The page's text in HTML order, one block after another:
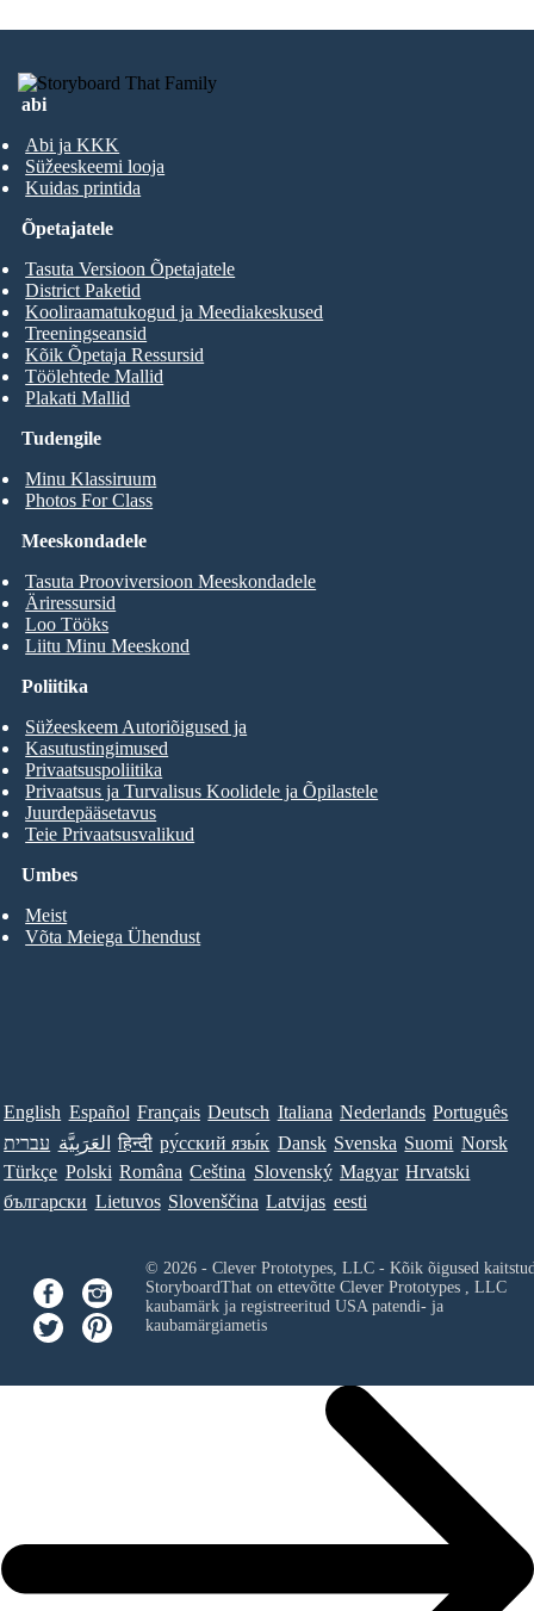
abi
Abi ja KKK
Süžeeskeemi looja
Kuidas printida
Tudengile
Minu Klassiruum
Photos For Class
Õpetajatele
Tasuta Versioon Õpetajatele
District Paketid
Kooliraamatukogud ja Meediakeskused
Treeningseansid
Kõik Õpetaja Ressursid
Töölehtede Mallid
Plakati Mallid
Meeskondadele
Tasuta Prooviversioon Meeskondadele
Äriressursid
Loo Tööks
Liitu Minu Meeskond
Umbes
Meist
Võta Meiega Ühendust
Poliitika
Süžeeskeem Autoriõigused ja
Kasutustingimused
Privaatsuspoliitika
Privaatsus ja Turvalisus Koolidele ja Õpilastele
Juurdepääsetavus
Teie Privaatsusvalikud
English Español Français Deutsch Italiana Nederlands Português
עברית العَرَبِيَّة हिन्दी ру́сский язы́к Dansk Svenska Suomi Norsk
Türkçe Polski Româna Ceština Slovenský Magyar Hrvatski
български Lietuvos Slovenščina Latvijas eesti
© 2026 - Clever Prototypes, LLC - Kõik õigused
StoryboardThat on ettevõtte Clever Prototypes , LLC
kaubamärk ja registreeritud USA patendi- ja
kaubamärgiametis